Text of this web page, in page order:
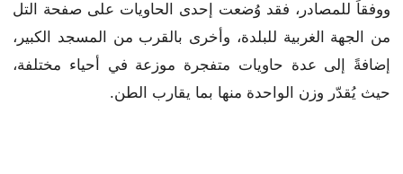
ووفقاً للمصادر، فقد وُضعت إحدى الحاويات على صفحة التل
من الجهة الغربية للبلدة، وأخرى بالقرب من المسجد الكبير،
إضافةً إلى عدة حاويات متفجرة موزعة في أحياء مختلفة،
حيث يُقدّر وزن الواحدة منها بما يقارب الطن.